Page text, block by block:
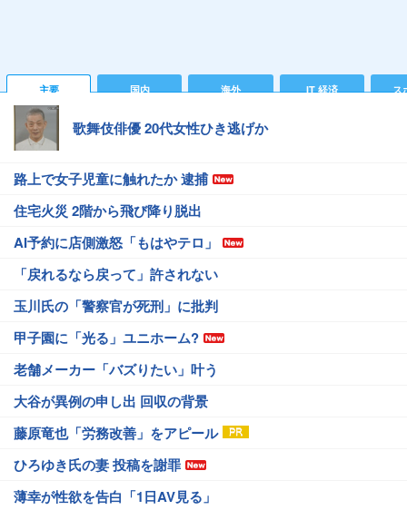
主要 国内 海外 IT 経済 ス
歌舞伎俳優 20代女性ひき逃げか
路上で女子児童に触れたか 逮捕
住宅火災 2階から飛び降り脱出
AI予約に店側激怒「もはやテロ」
「戻れるなら戻って」許されない
玉川氏の「警察官が死刑」に批判
甲子園に「光る」ユニホーム?
老舗メーカー「バズりたい」叶う
大谷が異例の申し出 回収の背景
藤原竜也「労務改善」をアピール
ひろゆき氏の妻 投稿を謝罪
薄幸が性欲を告白「1日AV見る」